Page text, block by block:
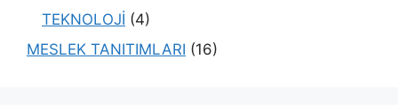
TEKNOLOJİ (4)
MESLEK TANITIMLARI (16)